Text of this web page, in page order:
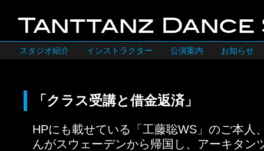
スタジオ紹介 インストラクター 公演案内 お知らせ
「クラス受講と借金返済」
HPにも載せている「工藤聡WS」のご本人
んがスウェーデンから帰国し、アーキタン